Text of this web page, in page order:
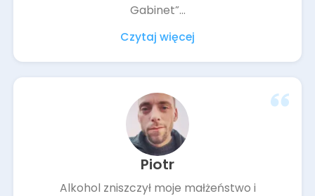
Gabinet”...
Czytaj więcej
Piotr
Alkohol zniszczył moje małżeństwo i